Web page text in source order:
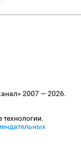
2007 — 2026.